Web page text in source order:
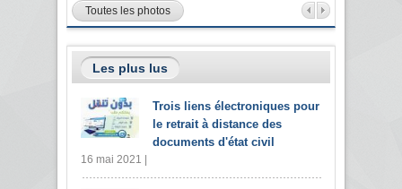
Toutes les photos
Les plus lus
Trois liens électroniques pour
le retrait à distance des
documents d'état civil
16 mai 2021 |